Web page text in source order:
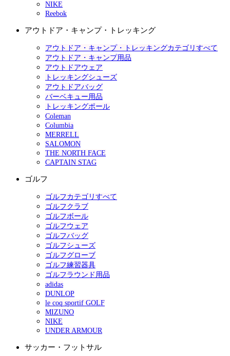
NIKE
Reebok
アウトドア・キャンプ・トレッキング
アウトドア・キャンプ・トレッキングカテゴリすべて
アウトドア・キャンプ用品
アウトドアウェア
トレッキングシューズ
アウトドアバッグ
バーベキュー用品
トレッキングポール
Coleman
Columbia
MERRELL
SALOMON
THE NORTH FACE
CAPTAIN STAG
ゴルフ
ゴルフカテゴリすべて
ゴルフクラブ
ゴルフボール
ゴルフウェア
ゴルフバッグ
ゴルフシューズ
ゴルフグローブ
ゴルフ練習器具
ゴルフラウンド用品
adidas
DUNLOP
le coq sportif GOLF
MIZUNO
NIKE
UNDER ARMOUR
サッカー・フットサル